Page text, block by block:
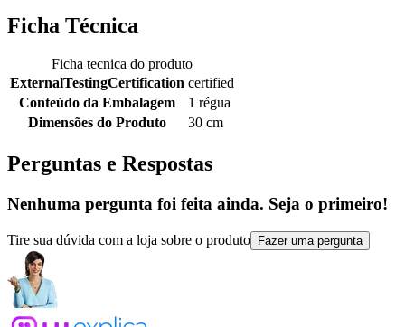
Ficha Técnica
Ficha tecnica do produto
ExternalTestingCertification certified
Conteúdo da Embalagem
1 régua
Dimensões do Produto
30 cm
Perguntas e Respostas
Nenhuma pergunta foi feita ainda. Seja o primeiro!
Tire sua dúvida com a loja sobre o produto Fazer uma pergunta